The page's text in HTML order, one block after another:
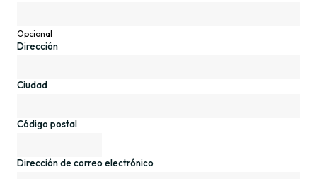
Opcional
Dirección
Ciudad
Código postal
Dirección de correo electrónico